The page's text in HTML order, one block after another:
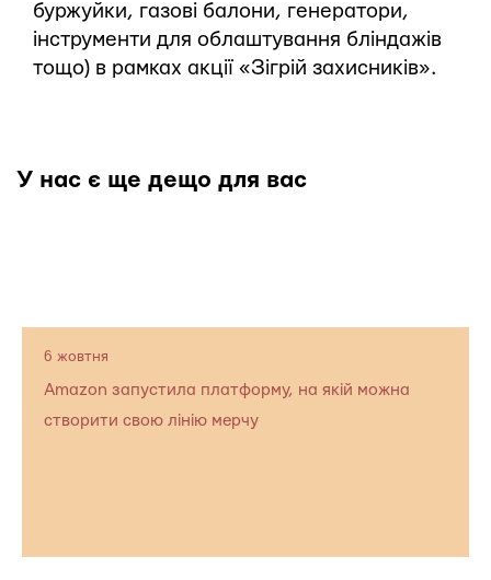
буржуйки, газові балони, генератори,
інструменти для облаштування бліндажів
тощо) в рамках акції «Зігрій захисників».
У нас є ще дещо для вас
6 жовтня
Amazon запустила платформу, на якій можна
створити свою лінію мерчу